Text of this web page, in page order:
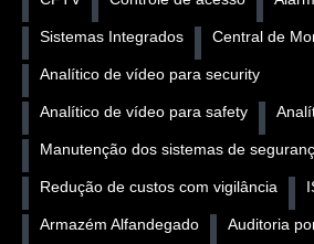
Sistemas Integrados Central de
Analítico de vídeo para security
Analítico de vídeo para safety
Manutenção dos sistemas de
Redução de custos com vigilância
Armazém Alfandegado Auditoria